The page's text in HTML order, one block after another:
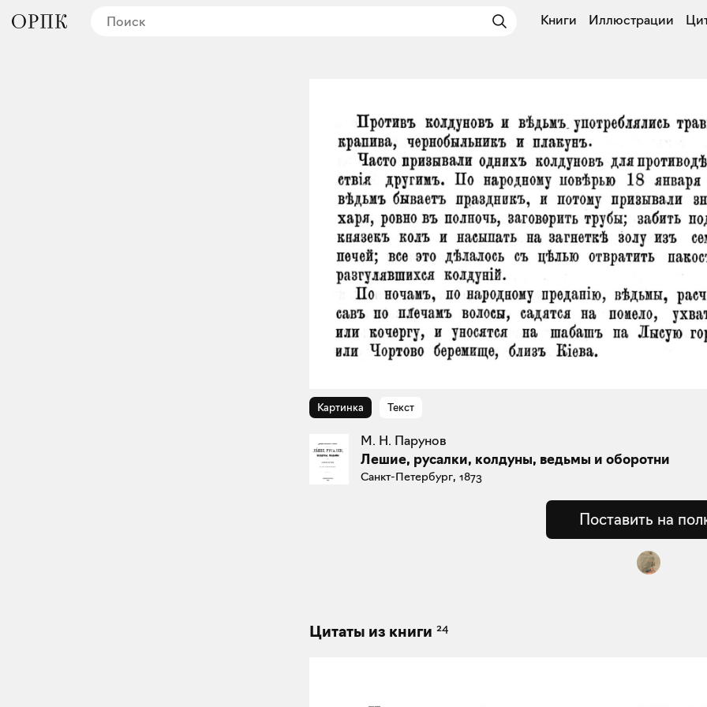
Книги Иллюстрации
Картинка Текст
М. Н. Парунов
Лешие, русалки, колдуны, ведьмы и оборотни
Санкт-Петербург, 1873
Поставить на
Цитаты из книги 24